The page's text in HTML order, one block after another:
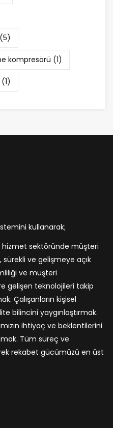
(5)
kompresörü (1)
(1)
kullanarak;
sektöründe müşteri
ve gelişmeye açık
ve müşteri
gelişen teknolojileri takip
Çalışanların kişisel
bilincini yaygınlaştırmak.
ihtiyaç ve beklentilerini
Tüm süreç ve
rekabet gücümüzü en üst